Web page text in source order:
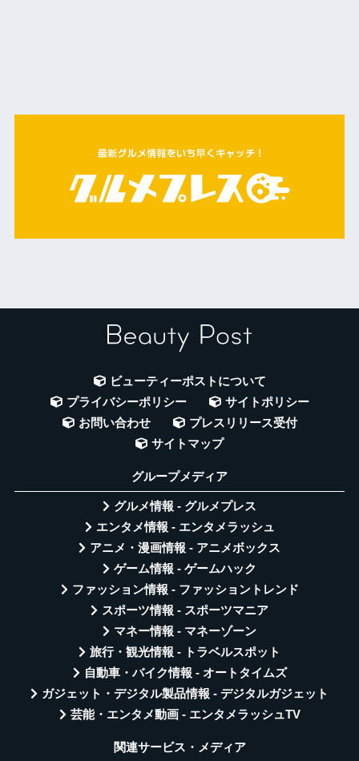
ビューティーポストについて
プライバシーポリシー
サイトポリシー
お問い合わせ
プレスリリース受付
サイトマップ
グループメディア
グルメ情報 - グルメプレス
エンタメ情報 - エンタメラッシュ
アニメ・漫画情報 - アニメボックス
ゲーム情報 - ゲームハック
ファッション情報 - ファッショントレンド
スポーツ情報 - スポーツマニア
マネー情報 - マネーゾーン
旅行・観光情報 - トラベルスポット
自動車・バイク情報 - オートタイムズ
ガジェット・デジタル製品情報 - デジタルガジェット
芸能・エンタメ動画 - エンタメラッシュTV
関連サービス・メディア